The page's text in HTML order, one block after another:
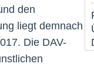
den
liegt demnach
Die DAV-